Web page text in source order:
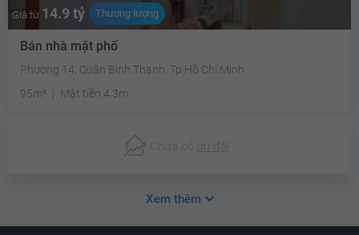
Giá từ 14.9 tỷ Thương lượng
Bán nhà mặt phố
Phường 14, Quận Bình Thạnh, Tp Hồ Chí Minh
95m²
Mặt tiền 4.3m
Chưa có ưu đãi
Xem thêm